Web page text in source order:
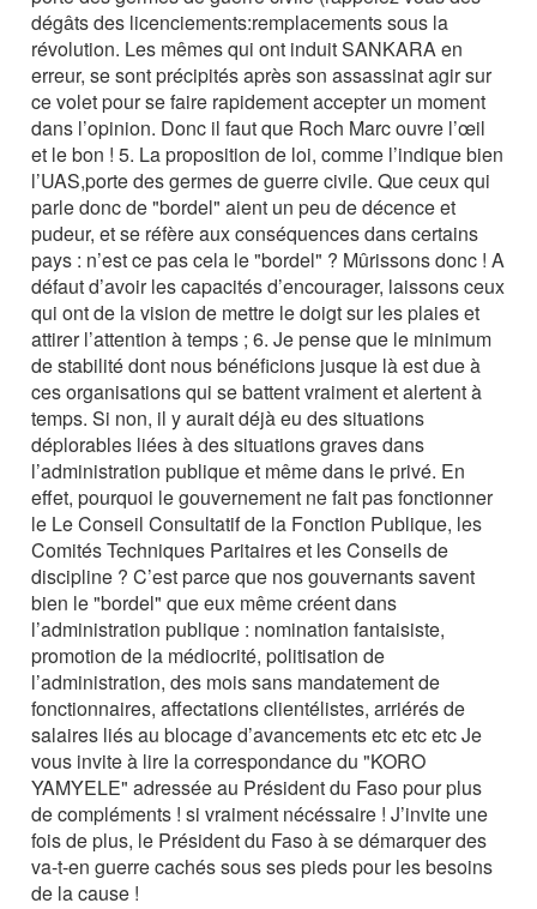
dégâts des licenciements:remplacements sous la
révolution. Les mêmes qui ont induit SANKARA en
erreur, se sont précipités après son assassinat agir sur
ce volet pour se faire rapidement accepter un moment
dans l’opinion. Donc il faut que Roch Marc ouvre l’œil
et le bon ! 5. La proposition de loi, comme l’indique bien
l’UAS,porte des germes de guerre civile. Que ceux qui
parle donc de "bordel" aient un peu de décence et
pudeur, et se réfère aux conséquences dans certains
pays : n’est ce pas cela le "bordel" ? Mûrissons donc ! A
défaut d’avoir les capacités d’encourager, laissons ceux
qui ont de la vision de mettre le doigt sur les plaies et
attirer l’attention à temps ; 6. Je pense que le minimum
de stabilité dont nous bénéficions jusque là est due à
ces organisations qui se battent vraiment et alertent à
temps. Si non, il y aurait déjà eu des situations
déplorables liées à des situations graves dans
l’administration publique et même dans le privé. En
effet, pourquoi le gouvernement ne fait pas fonctionner
le Le Conseil Consultatif de la Fonction Publique, les
Comités Techniques Paritaires et les Conseils de
discipline ? C’est parce que nos gouvernants savent
bien le "bordel" que eux même créent dans
l’administration publique : nomination fantaisiste,
promotion de la médiocrité, politisation de
l’administration, des mois sans mandatement de
fonctionnaires, affectations clientélistes, arriérés de
salaires liés au blocage d’avancements etc etc etc Je
vous invite à lire la correspondance du "KORO
YAMYELE" adressée au Président du Faso pour plus
de compléments ! si vraiment nécéssaire ! J’invite une
fois de plus, le Président du Faso à se démarquer des
va-t-en guerre cachés sous ses pieds pour les besoins
de la cause !